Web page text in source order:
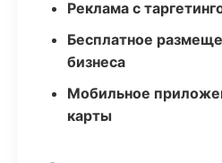
Реклама с
Бесплатное
бизнеса
Мобильное
карты